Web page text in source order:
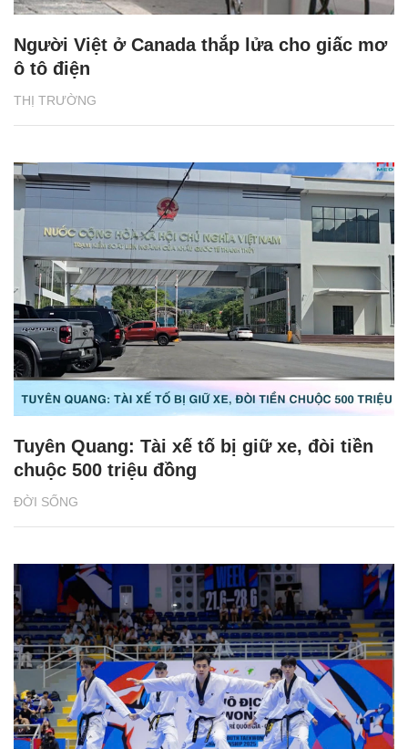
THỊ TRƯỜNG
Người Việt ở Canada thắp lửa cho giấc mơ
ô tô điện
ĐỜI SỐNG
Tuyên Quang: Tài xế tố bị giữ xe, đòi tiền
chuộc 500 triệu đồng